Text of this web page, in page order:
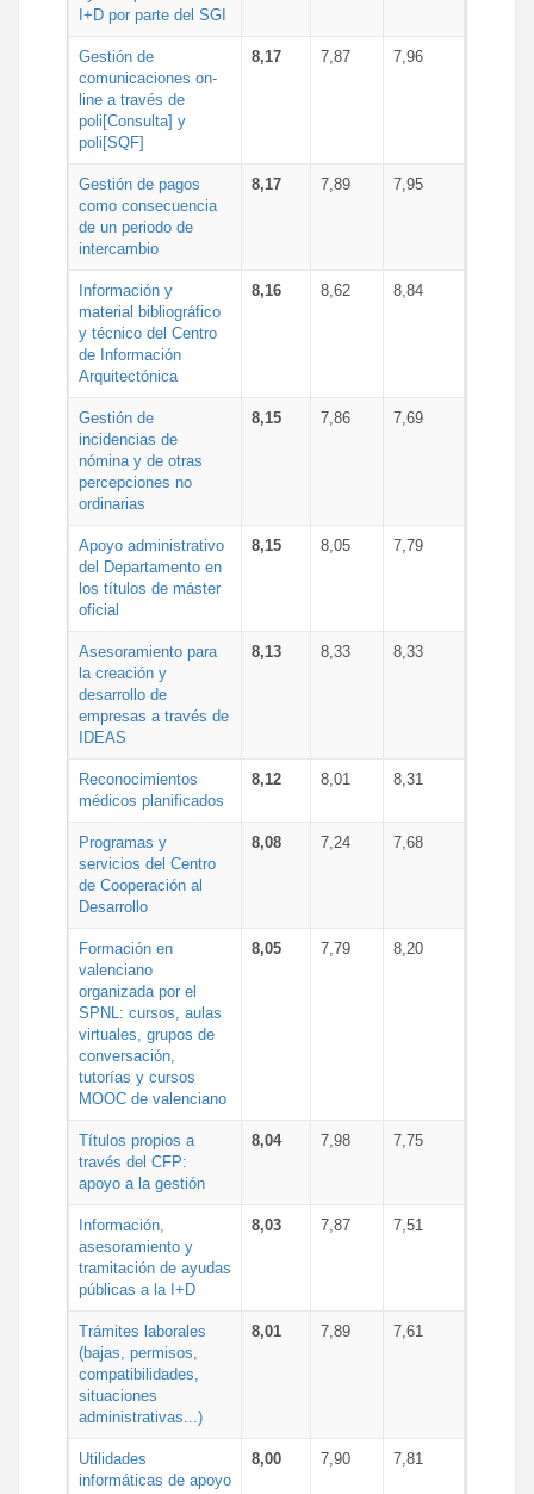
I+D por parte del SGI
Gestión de
comunicaciones on-
line a través de
poli[Consulta] y
poli[SQF]
8,17 7,87 7,96
Gestión de pagos
como consecuencia
de un periodo de
intercambio
8,17 7,89 7,95
Información y
material bibliográfico
y técnico del Centro
de Información
Arquitectónica
8,16 8,62 8,84
Gestión de
incidencias de
nómina y de otras
percepciones no
ordinarias
8,15 7,86 7,69
Apoyo administrativo
del Departamento en
los títulos de máster
oficial
8,15 8,05 7,79
Asesoramiento para
la creación y
desarrollo de
empresas a través de
IDEAS
8,13 8,33 8,33
Reconocimientos
médicos planificados
8,12 8,01 8,31
Programas y
servicios del Centro
de Cooperación al
Desarrollo
8,08 7,24 7,68
Formación en
valenciano
organizada por el
SPNL: cursos, aulas
virtuales, grupos de
conversación,
tutorías y cursos
MOOC de valenciano
8,05 7,79 8,20
Títulos propios a
través del CFP:
apoyo a la gestión
8,04 7,98 7,75
Información,
asesoramiento y
tramitación de ayudas
públicas a la I+D
8,03 7,87 7,51
Trámites laborales
(bajas, permisos,
compatibilidades,
situaciones
administrativas...)
8,01 7,89 7,61
Utilidades
informáticas de apoyo
8,00 7,90 7,81